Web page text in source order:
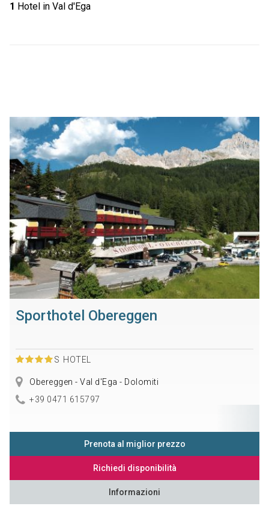
1 Hotel in Val d'Ega
Sporthotel Obereggen
S HOTEL
Obereggen - Val d'Ega - Dolomiti
+39 0471 615797
Prenota al miglior prezzo
Richiedi disponibilità
Informazioni